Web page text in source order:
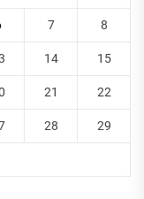
7 8
14 15
21 22
28 29